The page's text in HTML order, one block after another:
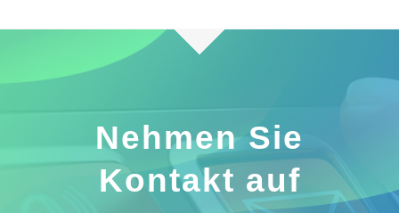
Nehmen Sie
Kontakt auf